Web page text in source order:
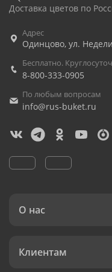
Доставка цветов по
Адрес
Одинцово, ул.
Бесплатно.
8-800-333-0905
По любым вопросам
info@rus-buket.ru
О нас
Клиентам